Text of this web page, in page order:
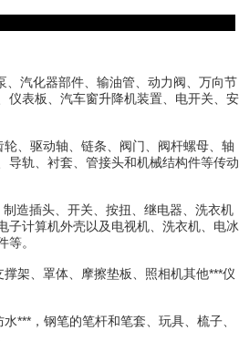
、汽化器部件、输油管、动力阀、万向节
仪表板、汽车窗升降机装置、电开关、安
、驱动轴、链条、阀门、阀杆螺母、轴
导轨、衬套、管接头和机械结构件等传动
造插头、开关、按扭、继电器、洗衣机
子计算机外壳以及电视机、洗衣机、电冰
等。
架、罩体、摩擦垫板、照相机其他***仪
***，钢笔的笔杆和笔套、玩具、梳子、